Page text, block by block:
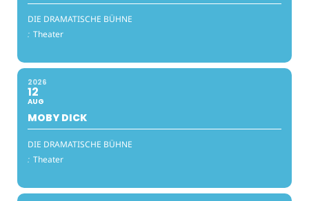
DIE DRAMATISCHE BÜHNE
: Theater
2026
12
AUG
MOBY DICK
DIE DRAMATISCHE BÜHNE
: Theater